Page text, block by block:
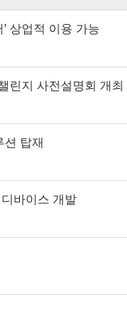
상업적 이용 가능
린지 사전설명회 개최
션 탑재
바이스 개발